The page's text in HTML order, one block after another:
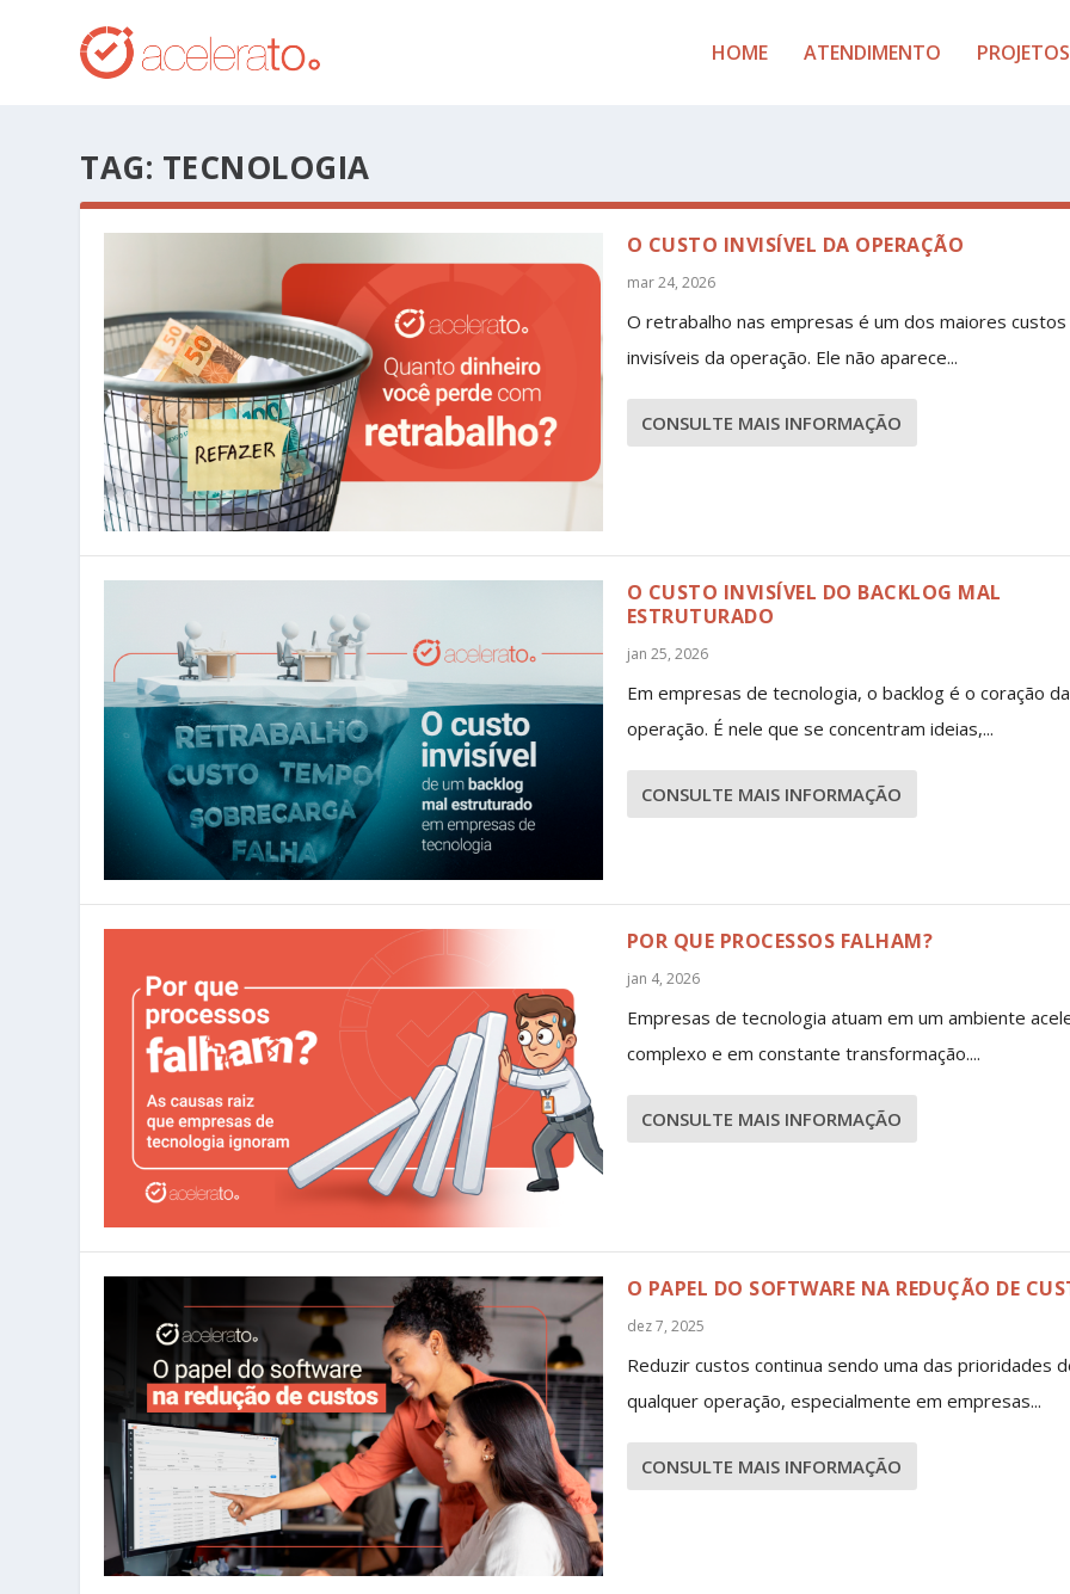
HOME ATENDIMENTO PROJETOS
TAG: TECNOLOGIA
O CUSTO INVISÍVEL DA OPERAÇÃO
mar 24, 2026
O retrabalho nas empresas é um dos maiores custos
invisíveis da operação. Ele não aparece...
CONSULTE MAIS INFORMAÇÃO
O CUSTO INVISÍVEL DO BACKLOG MAL
ESTRUTURADO
jan 25, 2026
Em empresas de tecnologia, o backlog é o coração da
operação. É nele que se concentram ideias,...
CONSULTE MAIS INFORMAÇÃO
POR QUE PROCESSOS FALHAM?
jan 4, 2026
Empresas de tecnologia atuam em um ambiente
complexo e em constante transformação....
CONSULTE MAIS INFORMAÇÃO
O PAPEL DO SOFTWARE NA REDUÇÃO DE
dez 7, 2025
Reduzir custos continua sendo uma das prioridades
qualquer operação, especialmente em empresas...
CONSULTE MAIS INFORMAÇÃO